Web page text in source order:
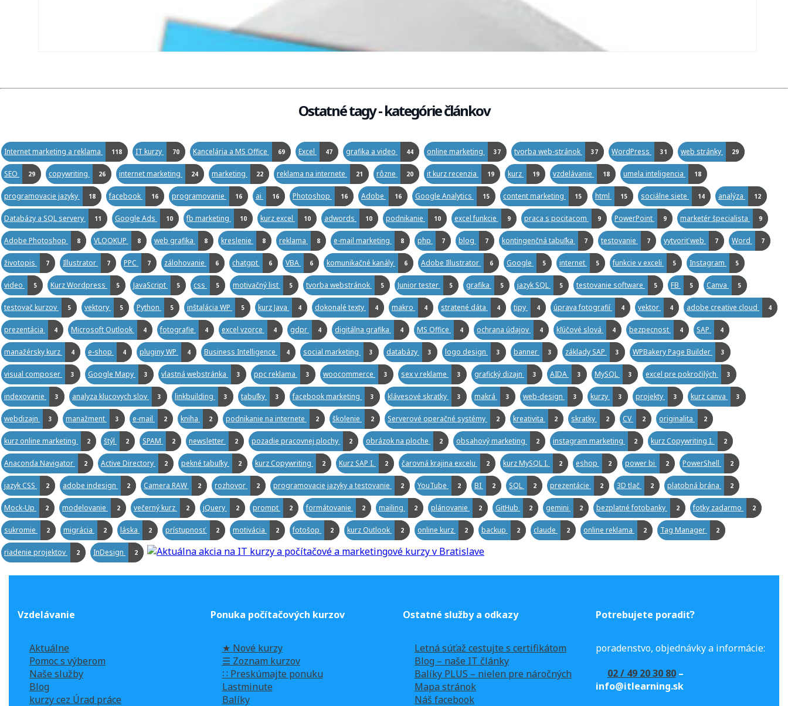
Ostatné tagy - kategórie článkov
Internet marketing a reklama 118 IT kurzy 70 Kancelária a MS Office 69 Excel 47 grafika a video 44 online marketing 37 tvorba web-stránok 37 WordPress 31 web stránky 29
SEO 29 copywriting 26 internet marketing 24 marketing 22 reklama na internete 21 rôzne 20 it kurz recenzia 19 kurz 19 vzdelávanie 18 umela inteligencia 18
programovacie jazyky 18 facebook 16 programovanie 16 ai 16 Photoshop 16 Adobe 16 Google Analytics 15 content marketing 15 html 15 sociálne siete 14 analýza 12
Databázy a SQL servery 11 Google Ads 10 fb marketing 10 kurz excel 10 adwords 10 podnikanie 10 excel funkcie 9 praca s pocitacom 9 PowerPoint 9 marketér špecialista 9
Adobe Photoshop 8 VLOOKUP 8 web grafika 8 kreslenie 8 reklama 8 e-mail marketing 8 php 7 blog 7 kontingenčná tabuľka 7 testovanie 7 vytvoriť web 7 Word 7
životopis 7 Illustrator 7 PPC 7 zálohovanie 6 chatgpt 6 VBA 6 komunikačné kanály 6 Adobe Illustrator 6 Google 5 internet 5 funkcie v exceli 5 Instagram 5
video 5 Kurz Wordpress 5 JavaScript 5 css 5 motivačný list 5 tvorba webstránok 5 Junior tester 5 grafika 5 jazyk SQL 5 testovanie software 5 FB 5 Canva 5
testovač kurzov 5 vektory 5 Python 5 inštalácia WP 5 kurz Java 4 dokonalé texty 4 makro 4 stratené dáta 4 tipy 4 úprava fotografií 4 vektor 4 adobe creative cloud 4
prezentácia 4 Microsoft Outlook 4 fotografie 4 excel vzorce 4 gdpr 4 digitálna grafika 4 MS Office 4 ochrana údajov 4 kľúčové slová 4 bezpecnost 4 SAP 4
manažérsky kurz 4 e-shop 4 pluginy WP 4 Business Intelligence 4 social marketing 3 databázy 3 logo design 3 banner 3 základy SAP 3 WPBakery Page Builder 3
visual composer 3 Google Mapy 3 vlastná webstránka 3 ppc reklama 3 woocommerce 3 sex v reklame 3 grafický dizajn 3 AIDA 3 MySQL 3 excel pre pokročilých 3
indexovanie 3 analyza klucovych slov 3 linkbuilding 3 tabuľky 3 facebook marketing 3 klávesové skratky 3 makrá 3 web-design 3 kurzy 3 projekty 3 kurz canva 3
webdizajn 3 manažment 3 e-mail 2 kniha 2 podnikanie na internete 2 školenie 2 Serverové operačné systémy 2 kreativita 2 skratky 2 CV 2 originalita 2
kurz online marketing 2 štýl 2 SPAM 2 newsletter 2 pozadie pracovnej plochy 2 obrázok na ploche 2 obsahový marketing 2 instagram marketing 2 kurz Copywriting I. 2
Anaconda Navigator 2 Active Directory 2 pekné tabuľky 2 kurz Copywriting 2 Kurz SAP I. 2 čarovná krajina excelu 2 kurz MySQL I. 2 eshop 2 power bi 2 PowerShell 2
jazyk CSS 2 adobe indesign 2 Camera RAW 2 rozhovor 2 programovacie jazyky a testovanie 2 YouTube 2 BI 2 SQL 2 prezentácie 2 3D tlač 2 platobná brána 2
Mock-Up 2 modelovanie 2 večerný kurz 2 jQuery 2 prompt 2 formátovanie 2 mailing 2 plánovanie 2 GitHub 2 gemini 2 bezplatné fotobanky 2 fotky zadarmo 2
sukromie 2 migrácia 2 láska 2 prístupnosť 2 motivácia 2 fotošop 2 kurz Outlook 2 online kurz 2 backup 2 claude 2 online reklama 2 Tag Manager 2
riadenie projektov 2 InDesign 2
Vzdelávanie
Aktuálne
Pomoc s výberom
Naše služby
Blog
kurzy cez Úrad práce
Ponuka počítačových kurzov
★ Nové kurzy
☰ Zoznam kurzov
∷ Preskúmajte ponuku
Lastminute
Balíky
Ostatné služby a odkazy
Letná súťaž cestujte s certifikátom
Blog – naše IT články
Balíky PLUS – nielen pre náročných
Mapa stránok
Náš facebook
Potrebujete poradiť?
poradenstvo, objednávky a informácie:
02 / 49 20 30 80–
info@itlearning.sk